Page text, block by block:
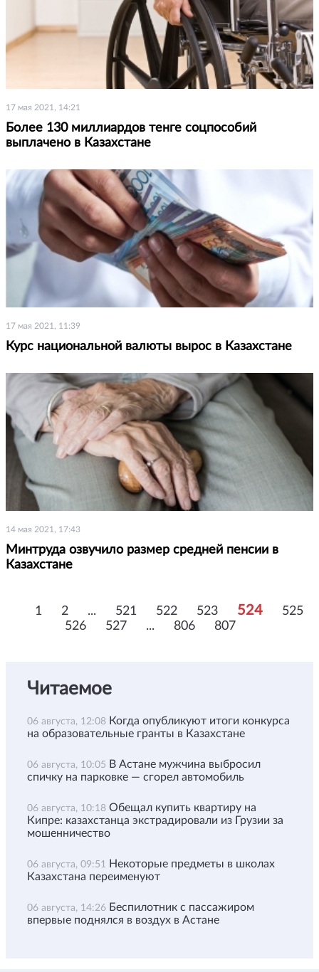
17 мая 2021, 14:21
Более 130 миллиардов тенге соцпособий
выплачено в Казахстане
17 мая 2021, 11:39
Курс национальной валюты вырос в Казахстане
14 мая 2021, 17:43
Минтруда озвучило размер средней пенсии в
Казахстане
1 2 ... 521 522 523 524
525
526
527 ... 806 807
Читаемое
06 августа, 12:08 Когда опубликуют итоги конкурса
на образовательные гранты в Казахстане
06 августа, 10:05 В Астане мужчина выбросил
спичку на парковке — сгорел автомобиль
06 августа, 10:18 Обещал купить квартиру на
Кипре: казахстанца экстрадировали из Грузии за
мошенничество
06 августа, 09:51
Некоторые предметы в школах
Казахстана переименуют
06 августа, 14:26 Беспилотник с пассажиром
впервые поднялся в воздух в Астане